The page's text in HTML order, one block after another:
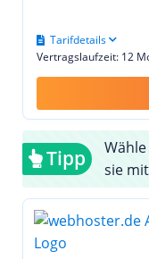
Vertragslaufzeit: 12
Tarifdetails
Tipp
sie